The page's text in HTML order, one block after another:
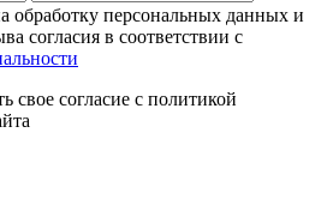
обработку персональных данных и
согласия в соответствии с
свое согласие с политикой